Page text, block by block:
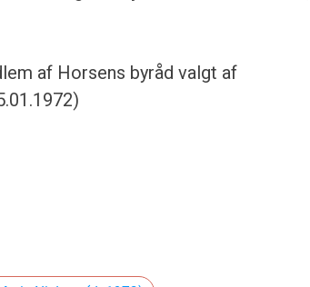
af Horsens byråd valgt af